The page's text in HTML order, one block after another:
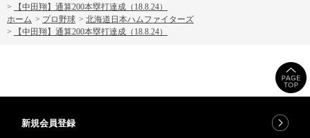
>
【中田翔】通算200本塁打達成（18.8.24）
ホーム > プロ野球 > 北海道日本ハムファイターズ
>
【中田翔】通算200本塁打達成（18.8.24）
新規会員登録